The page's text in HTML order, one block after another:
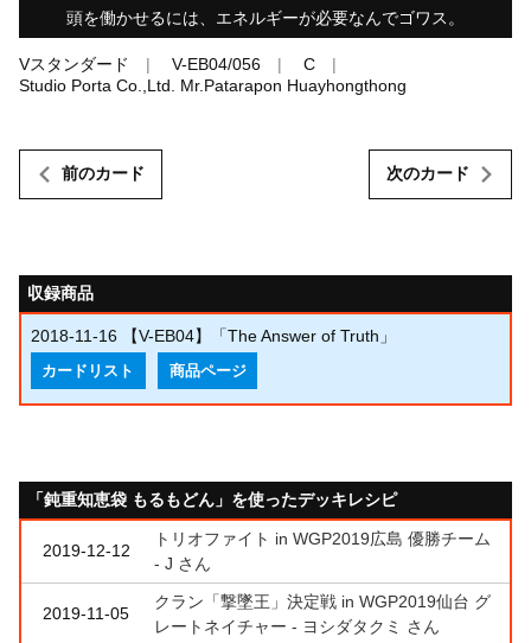
頭を働かせるには、エネルギーが必要なんでゴワス。
Vスタンダード V-EB04/056
C
Studio Porta Co.,Ltd. Mr.Patarapon Huayhongthong
前のカード 次のカード
収録商品
2018-11-16 【V-EB04】「The Answer of Truth」
カードリスト 商品ページ
「鈍重知恵袋 もるもどん」を使ったデッキレシピ
2019-12-12
トリオファイト in WGP2019広島 優勝チーム
- J さん
2019-11-05
クラン「撃墜王」決定戦 in WGP2019仙台 グ
レートネイチャー - ヨシダタクミ さん